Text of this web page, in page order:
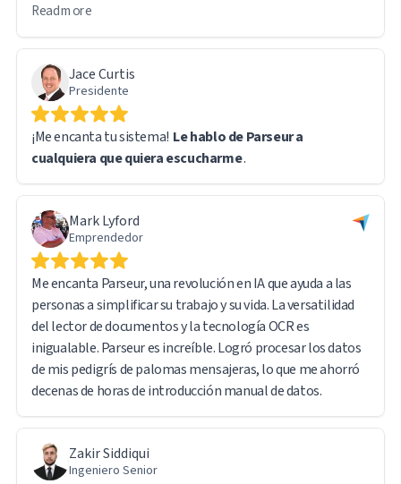
El software es intuitivo y fácil de usar. Otra característica
que me resultó especialmente útil es que el archivo
original sigue siendo accesible mediante un enlace URL
directo en el informe exportado, lo que facilita la consulta
de los documentos fuente cuando sea necesario.
Al gestionar un volumen de datos tan grande, me
encontré con algunos problemas técnicos. Sin embargo,
hecho, la mayoría de los problemas se debieron a mi
propia curva de aprendizaje, más que a alguna limitación
del software; el sistema en sí funcionó a la perfección.
Estoy muy satisfecho con la experiencia general y
recomendaría Parseur con confianza a cualquiera que
trabaje con el procesamiento de documentos y la
extracción de datos de gran volumen.
Read more
Jace Curtis
Presidente
¡Me encanta tu sistema! Le hablo de Parseur a
cualquiera que quiera escucharme.
Mark Lyford
Emprendedor
Me encanta Parseur, una revolución en IA que ayuda a las
personas a simplificar su trabajo y su vida. La versatilidad
del lector de documentos y la tecnología OCR es
inigualable. Parseur es increíble. Logró procesar los datos
de mis pedigrís de palomas mensajeras, lo que me ahorró
decenas de horas de introducción manual de datos.
Zakir Siddiqui
Ingeniero Senior